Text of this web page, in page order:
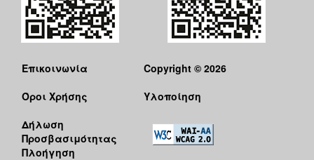
Επικοινωνία
Όροι Χρήσης
Δήλωση
Προσβασιμότητας
Πλοήγηση
Copyright © 2026
Υλοποίηση